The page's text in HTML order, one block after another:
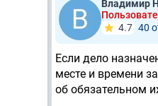
Владимир
4.7 40
Если дело
месте и времени
об обязательном